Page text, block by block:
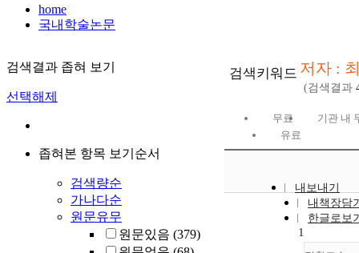
home
국내학술논문
검색결과 좁혀 보기
선택해제
좁혀본 항목 보기순서
검색량순
가나다순
원문유무
원문있음 (379)
검색키워드 저자 :
(검색결과
무료
기관 내
유료
내보내기
내책장담
한글로보
1